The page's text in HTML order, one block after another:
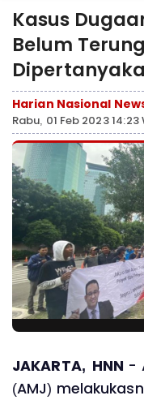
Kasus
Belum
Harian Nasional
Rabu, 01 Feb 2023 14:23
JAKARTA, HNN -
(AMJ)